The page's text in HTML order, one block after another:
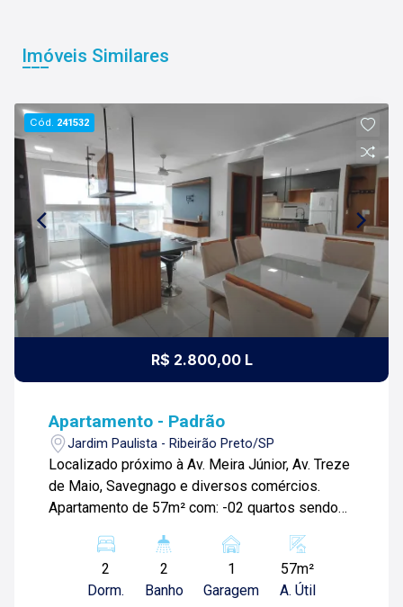
Imóveis Similares
Cód. 241532
R$ 2.800,00 L
Apartamento - Padrão
Jardim Paulista - Ribeirão Preto/SP
Localizado próximo à Av. Meira Júnior, Av. Treze
de Maio, Savegnago e diversos comércios.
Apartamento de 57m² com: -02 quartos sendo
planejada; -Área de serviços; -01 vaga de
garagem; Para mais informações e
agendamento de visita, entre em contato. Lago
2
Dorm.
2
Banho
1
Garagem
57m²
A. Útil